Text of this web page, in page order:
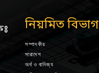
নিয়মিত বিভাগ
সম্পাদকীয়
সারাদেশ
অর্থ ও বানিজ্য